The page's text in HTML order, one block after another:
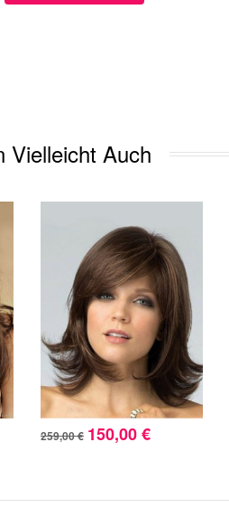
Vielleicht Auch
259,00 € 150,00 €